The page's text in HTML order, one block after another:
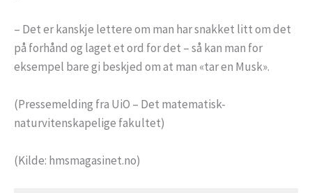
– Det er kanskje lettere om man har snakket litt om det
på forhånd og laget et ord for det – så kan man for
eksempel bare gi beskjed om at man «tar en Musk».
(Pressemelding fra UiO – Det matematisk-
naturvitenskapelige fakultet)
(Kilde: hmsmagasinet.no)